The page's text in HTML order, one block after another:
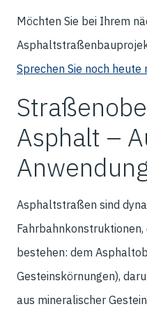
Möchten Sie bei Ihrem
Sprechen Sie noch heute
Asphalt –
Asphaltstraßen sind
bestehen: dem
Gesteinskörnungen),
aus mineralischer